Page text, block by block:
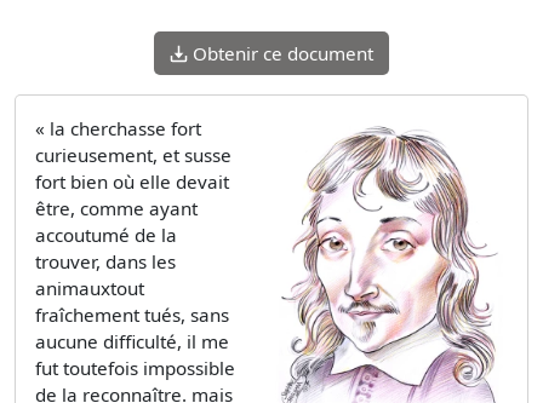
Obtenir ce document
« la cherchasse fort
curieusement, et susse
fort bien où elle devait
être, comme ayant
accoutumé de la
trouver, dans les
animauxtout
fraîchement tués, sans
aucune difficulté, il me
fut toutefois impossible
de la reconnaître. mais